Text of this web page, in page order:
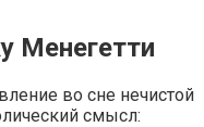
Менегетти
во сне нечистой
смысл: